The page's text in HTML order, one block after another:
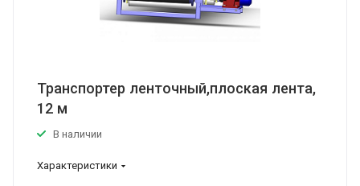
Транспортер ленточный,плоская лента,
12 м
В наличии
Характеристики